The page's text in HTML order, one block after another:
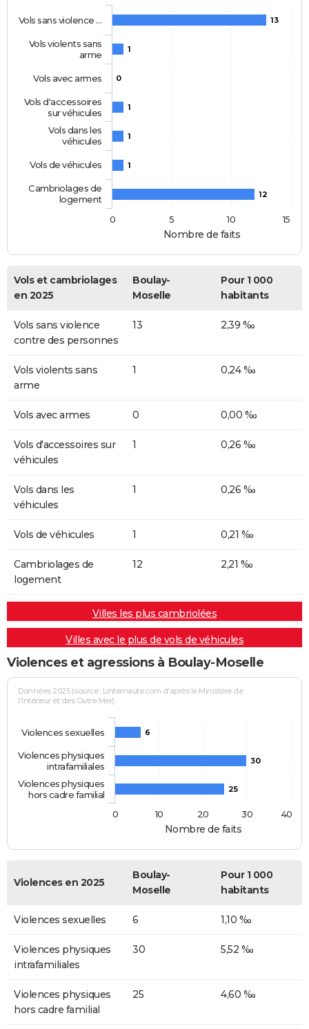
Nombre de faits
13
1
0
1
1
1
12
Vols sans violence …
Vols violents sans
arme
Vols avec armes
Vols d'accessoires
sur véhicules
Vols dans les
véhicules
Vols de véhicules
Cambriolages de
logement
0
5 10 15
Vols et cambriolages
en 2025
Boulay-
Moselle
Pour 1 000
habitants
Vols sans violence
contre des personnes
13 2,39 ‰
Vols violents sans
arme
1 0,24 ‰
Vols avec armes 0 0,00 ‰
Vols d'accessoires sur
véhicules
1 0,26 ‰
Vols dans les
véhicules
1 0,26 ‰
Vols de véhicules 1 0,21 ‰
Cambriolages de
logement
12 2,21 ‰
Villes les plus cambriolées
Villes avec le plus de vols de véhicules
Violences et agressions à Boulay-Moselle
Nombre de faits
Données 2025 (source : Linternaute.com d'après le Ministère de
l'Intérieur et des Outre-Mer)
6
30
25
Violences sexuelles
Violences physiques
intrafamiliales
Violences physiques
hors cadre familial
0
10 20 30 40
Violences en 2025
Boulay-
Moselle
Pour 1 000
habitants
Violences sexuelles 6 1,10 ‰
Violences physiques
intrafamiliales
30 5,52 ‰
Violences physiques
hors cadre familial
25 4,60 ‰